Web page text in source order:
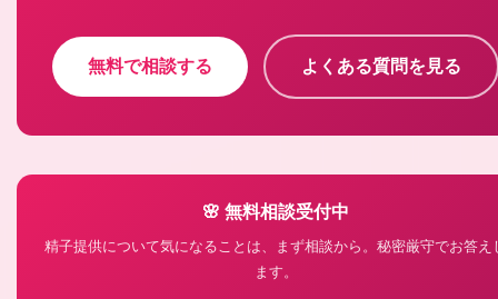
無料で相談する よくある質問を見る
🌸 無料相談受付中
精子提供について気になることは、まず相談から。秘密厳守でお答え
ます。